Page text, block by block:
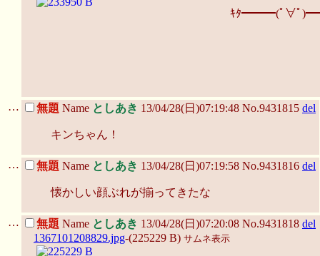
ｷﾀ━━━(ﾟ∀ﾟ
… 無題 Name としあき 13/04/28(日)07:19:48 No.9431815 del
キンちゃん！
… 無題 Name としあき 13/04/28(日)07:19:58 No.9431816 del
懐かしい顔ぶれが揃ってきたな
… 無題 Name としあき 13/04/28(日)07:20:08 No.9431818 del
1367101208829.jpg-(225229 B) サムネ表示